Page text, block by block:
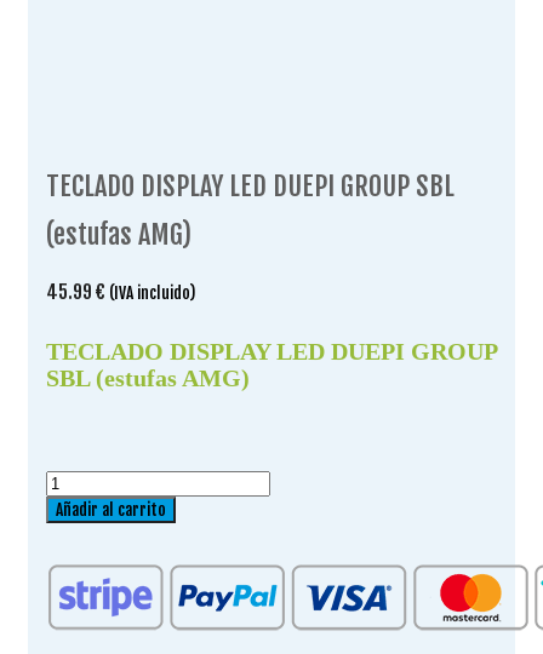
TECLADO DISPLAY LED DUEPI GROUP SBL
(estufas AMG)
45.99 € (IVA incluido)
TECLADO DISPLAY LED DUEPI GROUP
SBL (estufas AMG)
TECLADO
DISPLAY
DUEPI
GROUP
SBL
Añadir al carrito